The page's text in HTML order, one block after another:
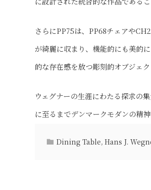
さらにPP75は、PP68チェアや
が綺麗に収まり、機能的にも美的
的な存在感を放つ彫刻的オブジェ
ウェグナーの生涯にわたる探求の
に至るまでデンマークモダンの精
Dining Table, Hans J.